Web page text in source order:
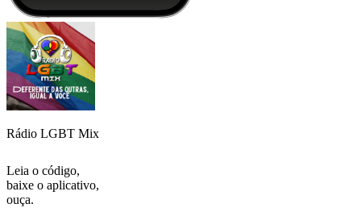
Rádio LGBT Mix
Leia o código,
baixe o aplicativo,
ouça.